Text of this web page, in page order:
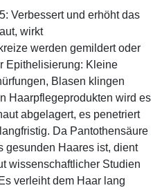
Verbessert und erhöht das
wirkt
werden gemildert oder
Epithelisierung: Kleine
Blasen klingen
Haarpflegeprodukten wird es
abgelagert, es penetriert
Da Pantothensäure
gesunden Haares ist, dient
wissenschaftlicher Studien
verleiht dem Haar lang